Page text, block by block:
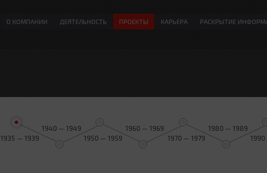
О КОМПАНИИ ДЕЯТЕЛЬНОСТЬ ПРОЕКТЫ КАРЬЕРА РАСКРЫТИЕ
1935 — 1939
1940 — 1949
1950 — 1959
1960 — 1969
1970 — 1979
1980 — 1989